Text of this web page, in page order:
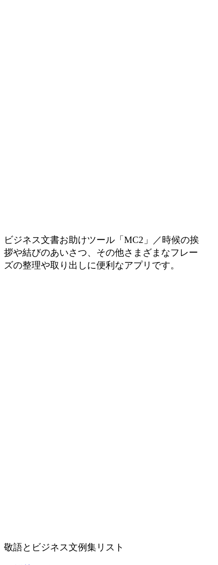
ビジネス文書お助けツール「MC2」／時候の挨
拶や結びのあいさつ、その他さまざまなフレー
ズの整理や取り出しに便利なアプリです。
敬語とビジネス文例集リスト